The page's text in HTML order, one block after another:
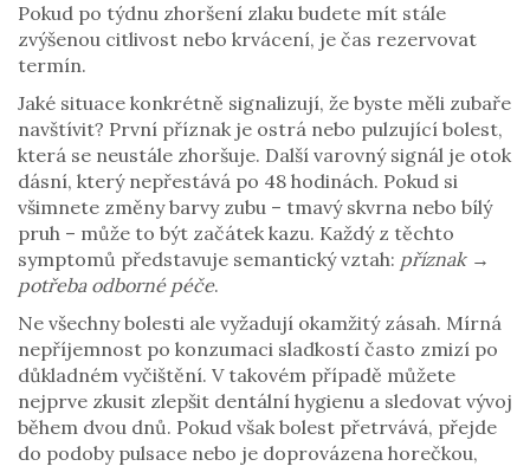
Pokud po týdnu zhoršení zlaku budete mít stále
zvýšenou citlivost nebo krvácení, je čas rezervovat
termín.
Jaké situace konkrétně signalizují, že byste měli zubaře
navštívit? První příznak je ostrá nebo pulzující bolest,
která se neustále zhoršuje. Další varovný signál je otok
dásní, který nepřestává po 48 hodinách. Pokud si
všimnete změny barvy zubu – tmavý skvrna nebo bílý
pruh – může to být začátek kazu. Každý z těchto
symptomů představuje semantický vztah: příznak →
potřeba odborné péče.
Ne všechny bolesti ale vyžadují okamžitý zásah. Mírná
nepříjemnost po konzumaci sladkostí často zmizí po
důkladném vyčištění. V takovém případě můžete
nejprve zkusit zlepšit dentální hygienu a sledovat vývoj
během dvou dnů. Pokud však bolest přetrvává, přejde
do podoby pulsace nebo je doprovázena horečkou,